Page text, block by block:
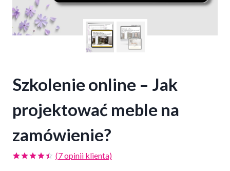
Szkolenie online – Jak
projektować meble na
zamówienie?
(7opinii klienta)